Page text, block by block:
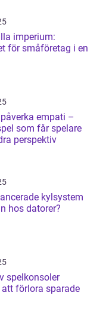
imperium:
för småföretag i en
empati –
som får spelare
perspektiv
kylsystem
hos datorer?
spelkonsoler
förlora sparade